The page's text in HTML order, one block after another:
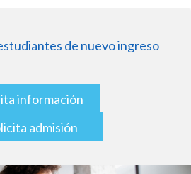
de nuevo ingreso
información
admisión